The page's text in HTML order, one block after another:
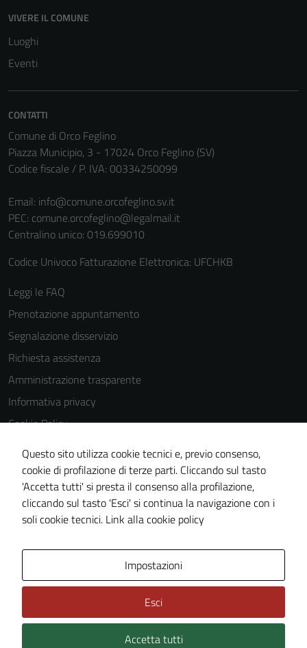
VIVERE IL COMUNE
Luoghi
Eventi
CONTATTI
Comune di Orco Feglino
Piazza Municipio, 3 - 17024 Orco Feglino (SV)
Codice fiscale / P. IVA: 00334250099
Email: info@comune.orcofeglino.sv.it
PEC: comune.orcofeglino@legalmail.it
Centralino unico: 019.699010
Codice Univoco Fatturazione Elettronica: UFCHKB
Leggi le FAQ
Prenotazione appuntamento
Segnalazione disservizio
Richiesta assistenza
Amministrazione trasparente
Informativa privacy
Cookie Policy
Note legali
Dichiarazione di accessibilità
Piano di miglioramento del sito
Statistiche sito web
Technical Design s.r.l.
Questo sito utilizza cookie tecnici e, previo consenso,
cookie di profilazione di terze parti. Cliccando sul tasto
'Accetta tutti' si presta il consenso alla profilazione,
cliccando sul tasto 'Esci' si continua la navigazione con i
soli cookie tecnici. Link alla cookie policy
Impostazioni
Esci
Accetta tutti
informazioni